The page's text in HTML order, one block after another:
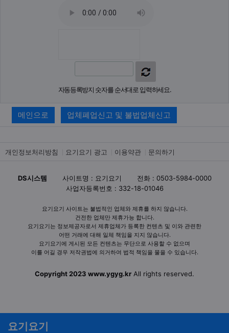
자동등록방지 숫자를 순서대로 입력하세요.
메인으로 업체폐업신고 및 불법업체신고
개인정보처리방침 요기요기 광고 이용약관 문의하기
DS시스템 사이트명 : 요기요기
전화 : 0503-5984-0000
사업자등록번호 : 332-18-01046
요기요기 사이트는 불법적인 업체와 제휴를 하지 않습니다.
건전한 업체만 제휴가능 합니다.
요기요기는 정보제공자로서 제휴업체가 등록한 컨텐츠 및 이와 관련한
어떤 거래에 대해 일체 책임을 지지 않습니다.
요기요기에 게시된 모든 컨텐츠는 무단으로 사용할 수 없으며
이를 어길 경우 저작권법에 의거하여 법적 책임을 물을 수 있습니다.
Copyright 2023 www.ygyg.kr All rights reserved.
요기요기